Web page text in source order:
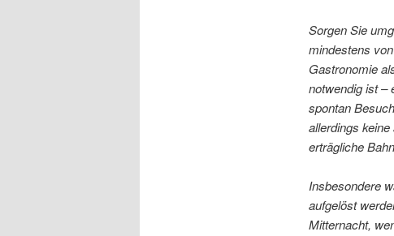
Sorgen Sie
mindestens
Gastronomie
notwendig ist –
spontan
allerdings
erträgliche
Insbesondere
aufgelöst
Mitternacht,